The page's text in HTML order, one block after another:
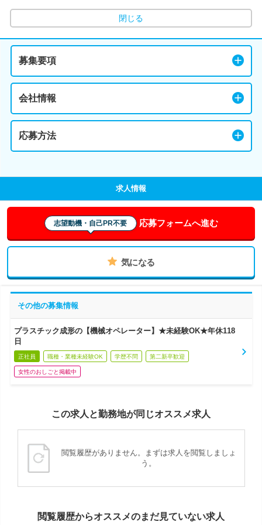
閉じる
募集要項
会社情報
応募方法
求人情報
志望動機・自己PR不要 応募フォームへ進む
気になる
その他の募集情報
プラスチック成形の【機械オペレーター】★未経験OK★年休118
日
正社員 職種・業種未経験OK 学歴不問 第二新卒歓迎
女性のおしごと掲載中
この求人と勤務地が同じオススメ求人
閲覧履歴がありません。まずは求人を閲覧しましょ
う。
閲覧履歴からオススメのまだ見ていない求人